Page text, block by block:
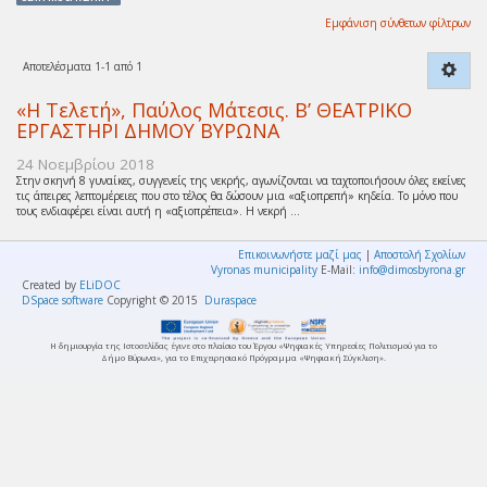
Εμφάνιση σύνθετων φίλτρων
Αποτελέσματα 1-1 από 1
«Η Τελετή», Παύλος Μάτεσις. Β’ ΘΕΑΤΡΙΚΟ
ΕΡΓΑΣΤΗΡΙ ΔΗΜΟΥ ΒΥΡΩΝΑ
24 Νοεμβρίου 2018
Στην σκηνή 8 γυναίκες, συγγενείς της νεκρής, αγωνίζονται να ταχτοποιήσουν όλες εκείνες
τις άπειρες λεπτομέρειες που στο τέλος θα δώσουν μια «αξιοπρεπή» κηδεία. Το μόνο που
τους ενδιαφέρει είναι αυτή η «αξιοπρέπεια». Η νεκρή ...
Επικοινωνήστε μαζί μας | Αποστολή Σχολίων
Vyronas municipality E-Mail: info@dimosbyrona.gr
Created by ELiDOC
DSpace software Copyright © 2015 Duraspace
Η δημιουργία της Ιστοσελίδας έγινε στο πλαίσιο του Έργου «Ψηφιακές Υπηρεσίες Πολιτισμού για το
Δήμο Βύρωνα», για το Επιχειρησιακό Πρόγραμμα «Ψηφιακή Σύγκλιση».